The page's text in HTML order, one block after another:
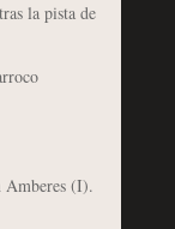
la pista de
Amberes (I).